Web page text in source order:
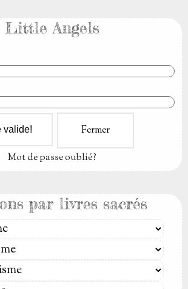
Little Angels
Fermer
Mot de passe oublié?
par livres sacrés